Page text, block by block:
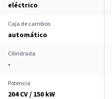
eléctrico
Caja de cambios
automático
Cilindrada
-
Potencia
204 CV / 150 kW